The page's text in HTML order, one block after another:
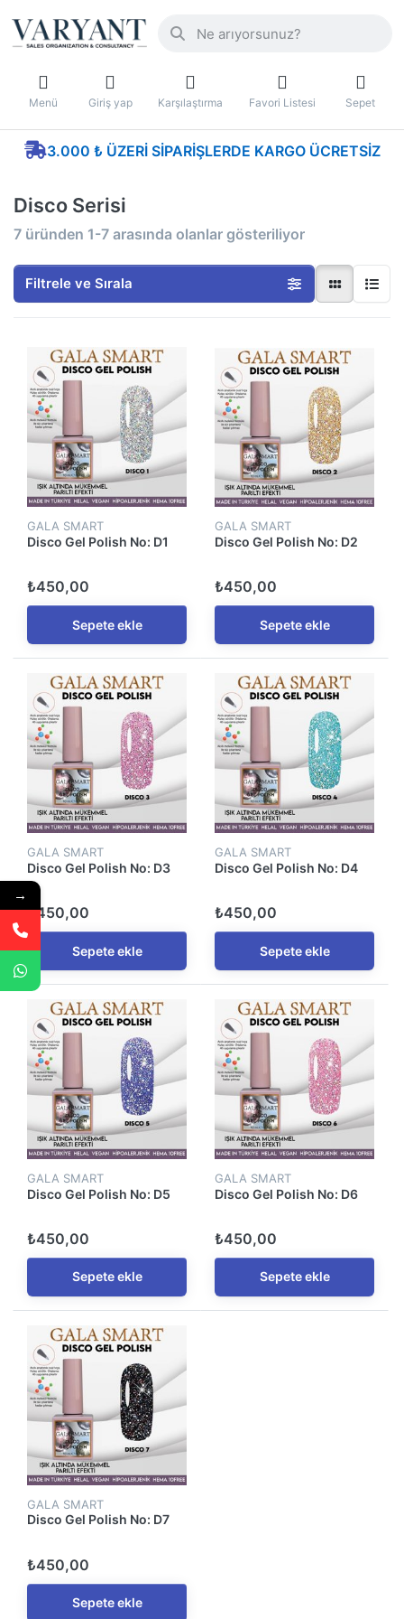
Menü Giriş yap Karşılaştırma Favori Listesi Sepet
3.000 ₺ ÜZERI SIPARIŞLERDE KARGO ÜCRETSIZ
Disco Serisi
7 üründen 1-7 arasında olanlar gösteriliyor
Filtrele ve Sırala
GALA SMART
Disco Gel Polish No: D1
₺450,00
Sepete ekle
GALA SMART
Disco Gel Polish No: D2
₺450,00
Sepete ekle
GALA SMART
Disco Gel Polish No: D3
₺450,00
Sepete ekle
GALA SMART
Disco Gel Polish No: D4
₺450,00
Sepete ekle
GALA SMART
Disco Gel Polish No: D5
₺450,00
Sepete ekle
GALA SMART
Disco Gel Polish No: D6
₺450,00
Sepete ekle
GALA SMART
Disco Gel Polish No: D7
₺450,00
Sepete ekle
→